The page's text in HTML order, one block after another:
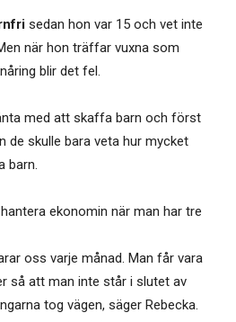
sedan hon var 15 och vet inte
när hon träffar vuxna som
blir det fel.
med att skaffa barn och först
de skulle bara veta hur mycket
barn.
ekonomin när man har tre
oss varje månad. Man får vara
så att man inte står i slutet av
tog vägen, säger Rebecka.